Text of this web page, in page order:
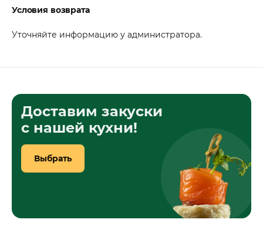
Условия возврата
Уточняйте информацию у администратора.
Доставим закуски
с нашей кухни!
Выбрать